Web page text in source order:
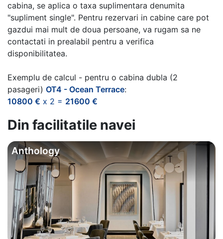
cabina, se aplica o taxa suplimentara denumita
"supliment single". Pentru rezervari in cabine care pot
gazdui mai mult de doua persoane, va rugam sa ne
contactati in prealabil pentru a verifica
disponibilitatea.
Exemplu de calcul - pentru o cabina dubla (2
pasageri) OT4 - Ocean Terrace:
10800 € x 2 = 21600 €
Din facilitatile navei
Anthology